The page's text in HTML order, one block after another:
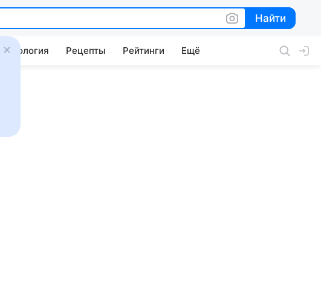
Найти
Найти
Психология Рецепты Рейтинги Ещё